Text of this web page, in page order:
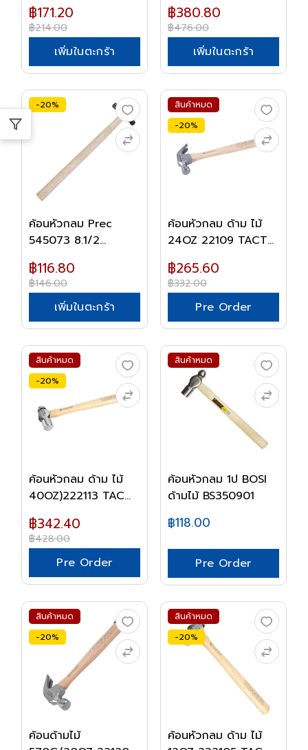
฿171.20
฿214.00
เพิ่มในตะกร้า
฿380.80
฿476.00
เพิ่มในตะกร้า
-20%
ค้อนหัวกลม Prec
545073 8.1/2
฿116.80
฿146.00
เพิ่มในตะกร้า
สินค้าหมด
-20%
ค้อนหัวกลม ด้าม ไม้
24OZ 22109 TACT...
฿265.60
฿332.00
Pre Order
สินค้าหมด
-20%
ค้อนหัวกลม ด้าม ไม้
40OZ)222113 TAC...
฿342.40
฿428.00
Pre Order
สินค้าหมด
ค้อนหัวกลม 1ป BOSI
ด้ามไม้ BS350901
฿118.00
Pre Order
สินค้าหมด
-20%
ค้อนด้ามไม้
สินค้าหมด
-20%
ค้อนหัวกลม ด้าม ไม้